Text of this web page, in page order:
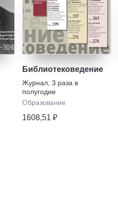
Библиотековедение
Журнал 3 раза в
полугодие
Образование
1608,51 ₽